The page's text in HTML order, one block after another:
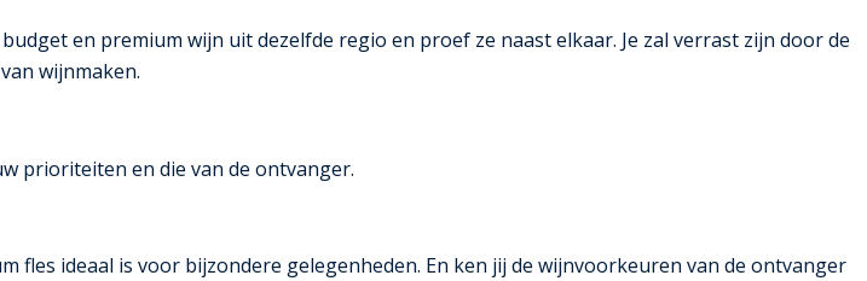
en premium wijn uit dezelfde regio en proef ze naast elkaar. Je zal verrast zijn door de
wijnmaken.
prioriteiten en die van de ontvanger.
fles ideaal is voor bijzondere gelegenheden. En ken jij de wijnvoorkeuren van de ontvanger